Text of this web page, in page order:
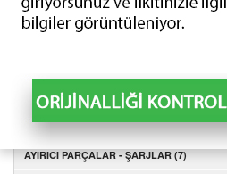
ELİKİT - TÜRLÜ AROMALI (288)
AYIRICI PARÇALAR - ATOMİZERLER (109)
AYIRICI PARÇALAR - KARTUŞLAR (1)
AYIRICI PARÇALAR - ŞARJLAR (7)